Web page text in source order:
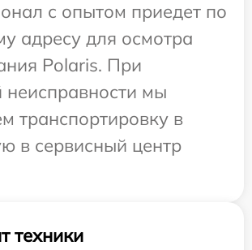
с опытом приедет по
адресу для осмотра
Polaris. При
неисправности мы
транспортировку в
в сервисный центр
техники